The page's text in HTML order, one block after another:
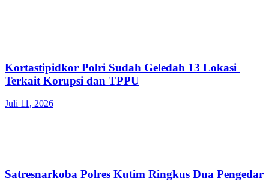
Kortastipidkor Polri Sudah Geledah 13 Lokasi
Terkait Korupsi dan TPPU
Juli 11, 2026
Satresnarkoba Polres Kutim Ringkus Dua Pengedar